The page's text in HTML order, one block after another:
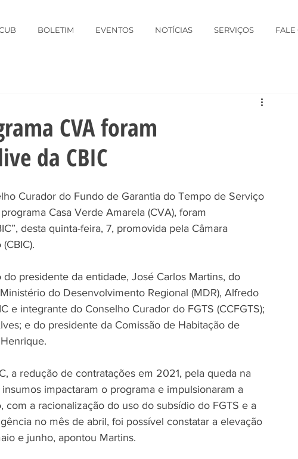
BOLETIM EVENTOS NOTÍCIAS SERVIÇOS FALE
CVA foram
da CBIC
Curador do Fundo de Garantia do Tempo de Serviço
Casa Verde Amarela (CVA), foram
desta quinta-feira, 7, promovida pela Câmara
presidente da entidade, José Carlos Martins, do
do Desenvolvimento Regional (MDR), Alfredo
e integrante do Conselho Curador do FGTS (CCFGTS);
e do presidente da Comissão de Habitação de
a redução de contratações em 2021, pela queda na
impactaram o programa e impulsionaram a
com a racionalização do uso do subsídio do FGTS e a
no mês de abril, foi possível constatar a elevação
e junho, apontou Martins.